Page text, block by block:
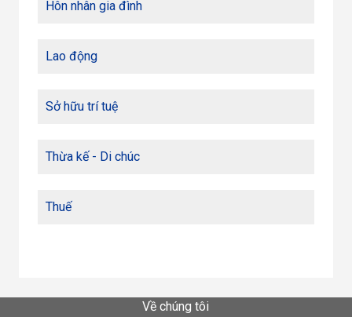
Hôn nhân gia đình
Lao động
Sở hữu trí tuệ
Thừa kế - Di chúc
Thuế
Về chúng tôi